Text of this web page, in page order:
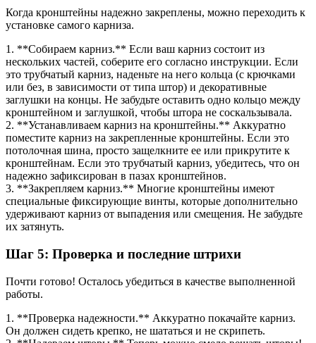
Когда кронштейны надежно закреплены, можно переходить к
установке самого карниза.
1. **Собираем карниз.** Если ваш карниз состоит из
нескольких частей, соберите его согласно инструкции. Если
это трубчатый карниз, наденьте на него кольца (с крючками
или без, в зависимости от типа штор) и декоративные
заглушки на концы. Не забудьте оставить одно кольцо между
кронштейном и заглушкой, чтобы штора не соскальзывала.
2. **Устанавливаем карниз на кронштейны.** Аккуратно
поместите карниз на закрепленные кронштейны. Если это
потолочная шина, просто защелкните ее или прикрутите к
кронштейнам. Если это трубчатый карниз, убедитесь, что он
надежно зафиксирован в пазах кронштейнов.
3. **Закрепляем карниз.** Многие кронштейны имеют
специальные фиксирующие винты, которые дополнительно
удерживают карниз от выпадения или смещения. Не забудьте
их затянуть.
Шаг 5: Проверка и последние штрихи
Почти готово! Осталось убедиться в качестве выполненной
работы.
1. **Проверка надежности.** Аккуратно покачайте карниз.
Он должен сидеть крепко, не шататься и не скрипеть.